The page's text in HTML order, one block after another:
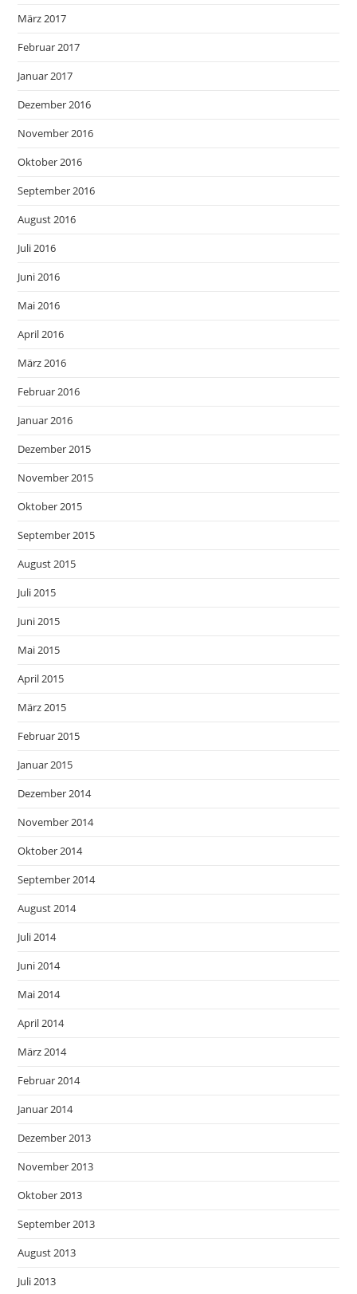
März 2017
Februar 2017
Januar 2017
Dezember 2016
November 2016
Oktober 2016
September 2016
August 2016
Juli 2016
Juni 2016
Mai 2016
April 2016
März 2016
Februar 2016
Januar 2016
Dezember 2015
November 2015
Oktober 2015
September 2015
August 2015
Juli 2015
Juni 2015
Mai 2015
April 2015
März 2015
Februar 2015
Januar 2015
Dezember 2014
November 2014
Oktober 2014
September 2014
August 2014
Juli 2014
Juni 2014
Mai 2014
April 2014
März 2014
Februar 2014
Januar 2014
Dezember 2013
November 2013
Oktober 2013
September 2013
August 2013
Juli 2013